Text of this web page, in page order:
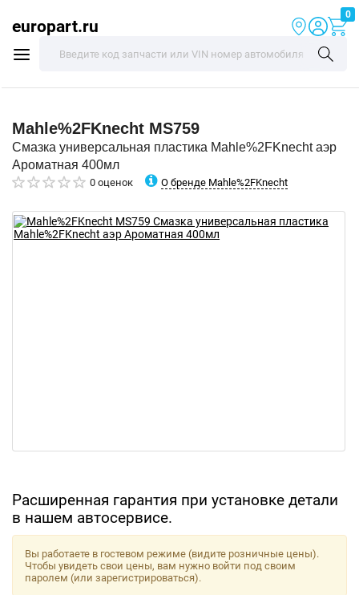
europart.ru
0
Mahle%2FKnecht MS759
Смазка универсальная пластика Mahle%2FKnecht аэр
Ароматная 400мл
0 оценок О бренде Mahle%2FKnecht
Расширенная гарантия при установке детали
в нашем автосервисе.
Вы работаете в гостевом режиме (видите розничные цены).
Чтобы увидеть свои цены, вам нужно войти под своим
паролем (или зарегистрироваться).